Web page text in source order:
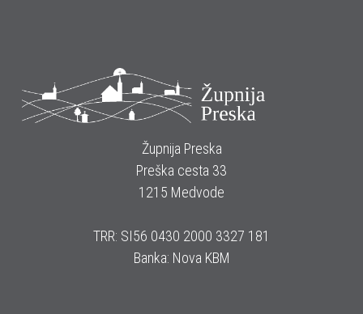
Župnija Preska
Preška cesta 33
1215 Medvode
TRR: SI56 0430 2000 3327 181
Banka: Nova KBM